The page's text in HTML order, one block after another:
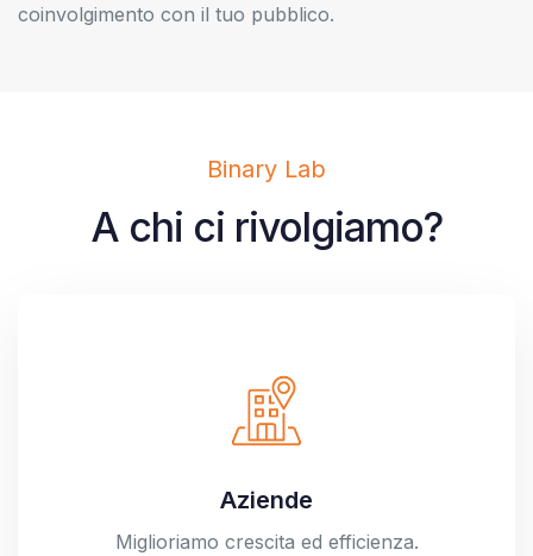
coinvolgimento con il tuo pubblico.
Binary Lab
A chi ci rivolgiamo?
Aziende
Miglioriamo crescita ed efficienza.